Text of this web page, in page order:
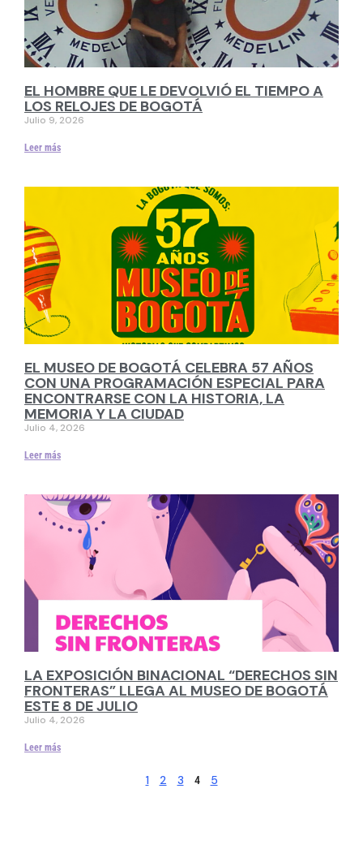
EL HOMBRE QUE LE DEVOLVIÓ EL TIEMPO A
LOS RELOJES DE BOGOTÁ
Julio 9, 2026
Leer más
EL MUSEO DE BOGOTÁ CELEBRA 57 AÑOS
CON UNA PROGRAMACIÓN ESPECIAL PARA
ENCONTRARSE CON LA HISTORIA, LA
MEMORIA Y LA CIUDAD
Julio 4, 2026
Leer más
LA EXPOSICIÓN BINACIONAL “DERECHOS SIN
FRONTERAS” LLEGA AL MUSEO DE BOGOTÁ
ESTE 8 DE JULIO
Julio 4, 2026
Leer más
1 2 3 4 5